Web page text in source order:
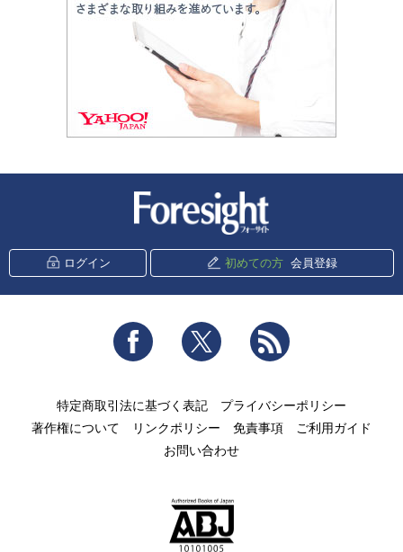
ログイン 初めての方 会員登録
Facebook Twitter
特定商取引法に基づく表記
プライバシーポリシー
著作権について
リンクポリシー 免責事項
ご利用ガイド
お問い合わせ